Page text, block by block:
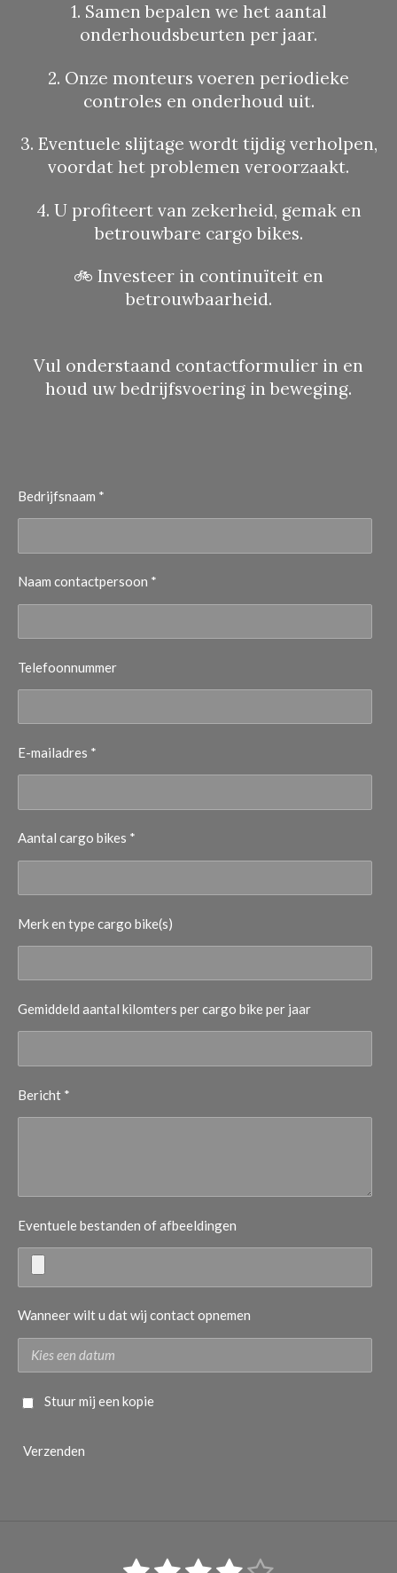
1. Samen bepalen we het aantal
onderhoudsbeurten per jaar.
2. Onze monteurs voeren periodieke
controles en onderhoud uit.
3. Eventuele slijtage wordt tijdig verholpen,
voordat het problemen veroorzaakt.
4. U profiteert van zekerheid, gemak en
betrouwbare cargo bikes.
🚲 Investeer in continuïteit en
betrouwbaarheid.
Vul onderstaand contactformulier in en
houd uw bedrijfsvoering in beweging.
Bedrijfsnaam *
Naam contactpersoon *
Telefoonnummer
E-mailadres *
Aantal cargo bikes *
Merk en type cargo bike(s)
Gemiddeld aantal kilomters per cargo bike per jaar
Bericht *
Eventuele bestanden of afbeeldingen
Wanneer wilt u dat wij contact opnemen
Stuur mij een kopie
Verzenden